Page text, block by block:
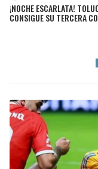
¡NOCHE ESCARLATA!
CONSIGUE SU TERCERA